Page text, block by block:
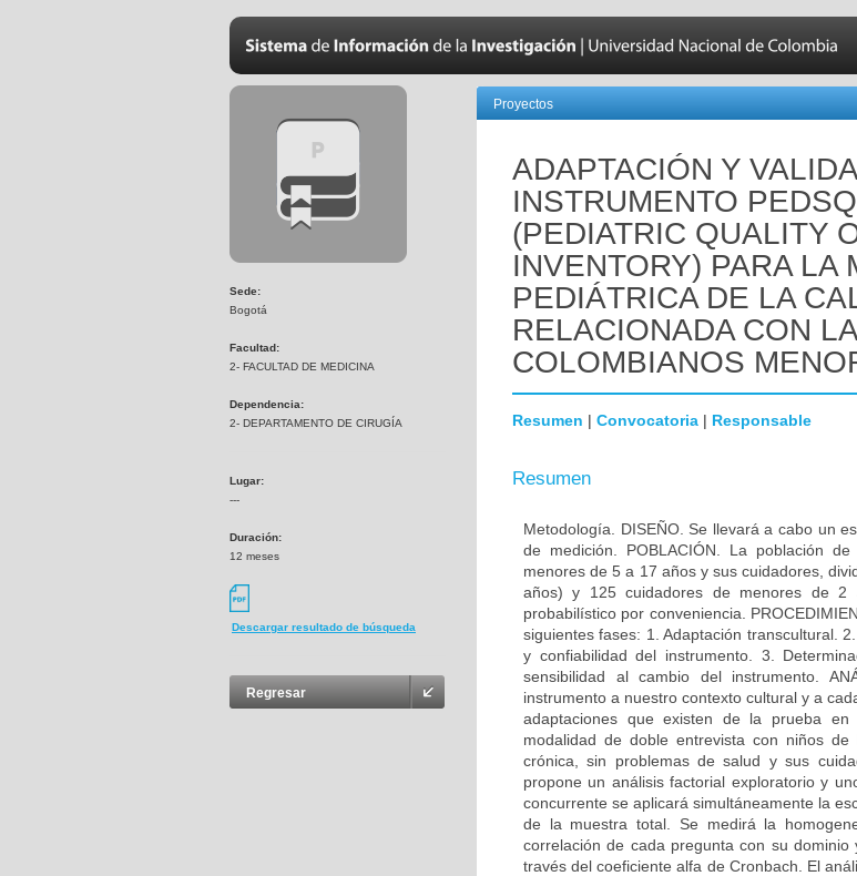
Sede:
Bogotá
Facultad:
2- FACULTAD DE MEDICINA
Dependencia:
2- DEPARTAMENTO DE CIRUGÍA
Lugar:
---
Duración:
12 meses
Descargar resultado de búsqueda
Regresar
Proyectos
ADAPTACIÓN Y
INSTRUMENTO
(PEDIATRIC QUALITY
INVENTORY) PARA LA
PEDIÁTRICA DE LA
RELACIONADA CON
COLOMBIANOS
Resumen | Convocatoria | Responsable
Resumen
Metodología. DISEÑO. Se llevará a cabo un
de medición. POBLACIÓN. La población
menores de 5 a 17 años y sus cuidadores,
años) y 125 cuidadores de menores de
probabilístico por conveniencia.
siguientes fases: 1. Adaptación transcultural.
y confiabilidad del instrumento. 3.
sensibilidad al cambio del instrumento.
instrumento a nuestro contexto cultural y a
adaptaciones que existen de la prueba
modalidad de doble entrevista con niños
crónica, sin problemas de salud y sus
propone un análisis factorial exploratorio y
concurrente se aplicará simultáneamente la
de la muestra total. Se medirá la
correlación de cada pregunta con su
través del coeficiente alfa de Cronbach. El